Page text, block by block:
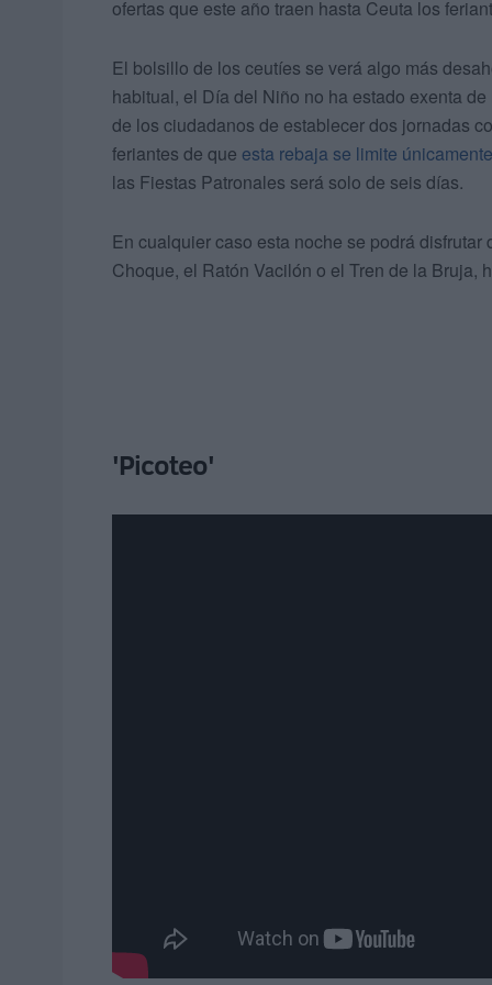
ofertas que este año traen hasta Ceuta los
El bolsillo de los ceutíes se verá algo más
habitual, el Día del Niño no ha estado exenta
de los ciudadanos de establecer dos jornadas
feriantes de que esta rebaja se limite
las Fiestas Patronales será solo de seis días.
En cualquier caso esta noche se podrá
Choque, el Ratón Vacilón o el Tren de la Bruja,
'Picoteo'